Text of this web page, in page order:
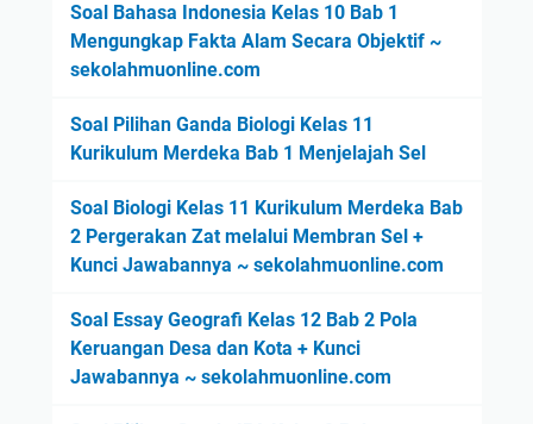
Soal Bahasa Indonesia Kelas 10 Bab 1
Mengungkap Fakta Alam Secara Objektif ~
sekolahmuonline.com
Soal Pilihan Ganda Biologi Kelas 11
Kurikulum Merdeka Bab 1 Menjelajah Sel
Soal Biologi Kelas 11 Kurikulum Merdeka Bab
2 Pergerakan Zat melalui Membran Sel +
Kunci Jawabannya ~ sekolahmuonline.com
Soal Essay Geografi Kelas 12 Bab 2 Pola
Keruangan Desa dan Kota + Kunci
Jawabannya ~ sekolahmuonline.com